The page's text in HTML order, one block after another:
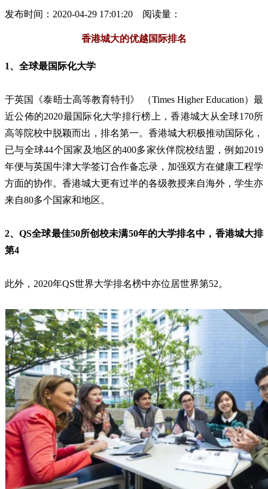
发布时间：2020-04-29 17:01:20 阅读量：
香港城大的优越国际排名
1、全球最国际化大学
于英国《泰晤士高等教育特刊》 （Times Higher Education）最
近公佈的2020最国际化大学排行榜上，香港城大从全球170所
高等院校中脱颖而出，排名第一。香港城大积极推动国际化，
已与全球44个国家及地区的400多家伙伴院校结盟，例如2019
年便与英国牛津大学签订合作备忘录，加强双方在健康工程学
方面的协作。香港城大更有过半的各级教授来自海外，学生亦
来自80多个国家和地区。
2、QS全球最佳50所创校未满50年的大学排名中，香港城大排
第4
此外，2020年QS世界大学排名榜中亦位居世界第52。